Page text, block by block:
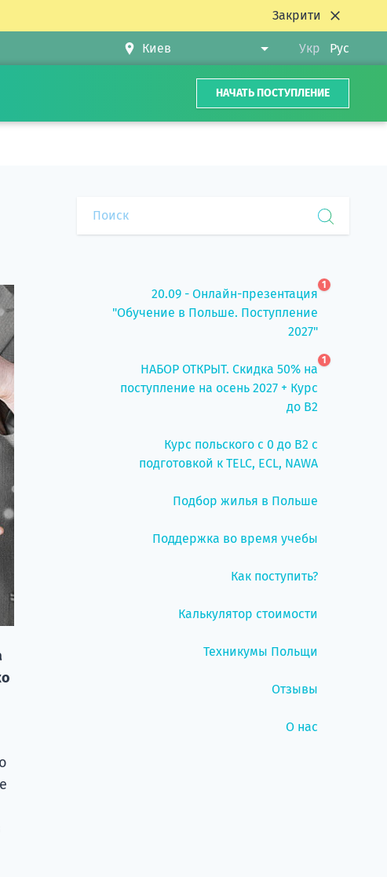
Закрити
Укр Рус
НАЧАТЬ ПОСТУПЛЕНИЕ
20.09 - Онлайн-презентация
"Обучение в Польше. Поступление
2027"
1
НАБОР ОТКРЫТ. Скидка 50% на
поступление на осень 2027 + Курс
до B2
1
Курс польского с 0 до B2 с
подготовкой к TELC, ECL, NAWA
Подбор жилья в Польше
Поддержка во время учебы
Как поступить?
Калькулятор стоимости
Техникумы Польщи
Отзывы
О нас